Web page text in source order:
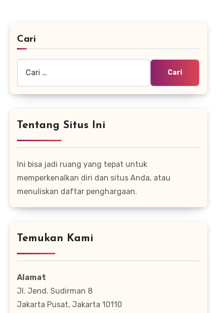
Cari
Tentang Situs Ini
Ini bisa jadi ruang yang tepat untuk
memperkenalkan diri dan situs Anda, atau
menuliskan daftar penghargaan.
Temukan Kami
Alamat
Jl. Jend. Sudirman 8
Jakarta Pusat, Jakarta 10110